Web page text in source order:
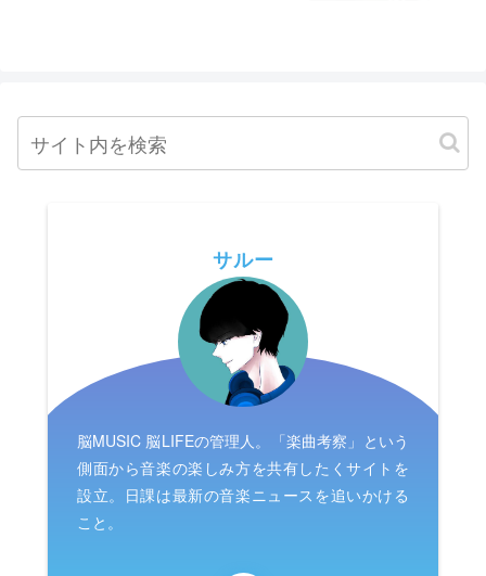
サルー
脳MUSIC 脳LIFEの管理人。「楽曲考察」という
側面から音楽の楽しみ方を共有したくサイトを
設立。日課は最新の音楽ニュースを追いかける
こと。